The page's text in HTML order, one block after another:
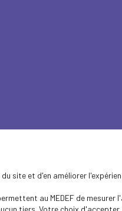
site et d'en améliorer
au MEDEF de
tiers. Votre choix